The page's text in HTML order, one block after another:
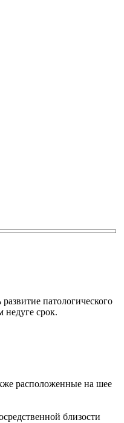
патологического
недуге срок.
расположенные на шее
близости